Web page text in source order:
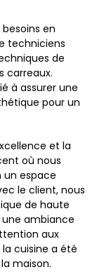
en
techniciens
de
carreaux.
à assurer une
pour un
et la
où nous
un espace
le client, nous
de haute
ambiance
aux
cuisine a été
maison.